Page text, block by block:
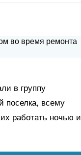
в группу
поселка, всему
работать ночью и